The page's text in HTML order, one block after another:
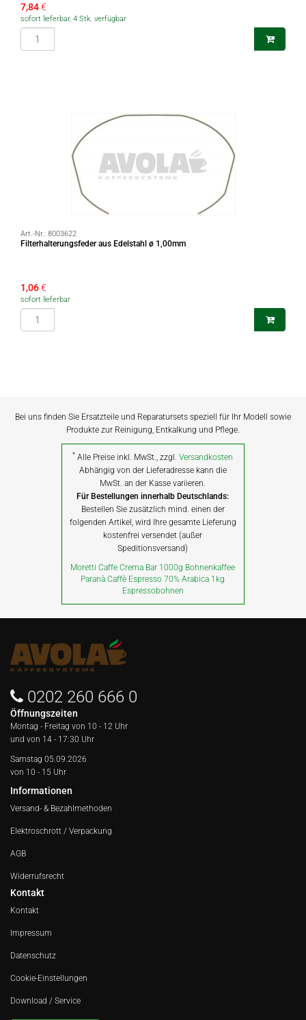
7,84€
sofort lieferbar, 4 Stk. verfügbar
Art.-Nr.: 8003622
Filterhalterungsfeder aus Edelstahl ø 1,00mm
1,06€
sofort lieferbar
Bei uns finden Sie Ersatzteile und Reparatursets speziell für Ihr Modell sowie
Produkte zur Reinigung, Entkalkung und Pflege.
* Alle Preise inkl. MwSt., zzgl.Versandkosten
Abhängig von der Lieferadresse kann die
MwSt. an der Kasse variieren.
Für Bestellungen innerhalb Deutschlands:
Bestellen Sie zusätzlich mind. einen der
folgenden Artikel, wird Ihre gesamte Lieferung
kostenfrei versendet (außer
Speditionsversand)
Moretti Caffe Crema Bar 1000g Bohnenkaffee
Paranà Caffè Espresso 70% Arabica 1kg
Espressobohnen
0202 260 666 0
Öffnungszeiten
Montag - Freitag von 10 - 12 Uhr
und von 14 - 17:30 Uhr
Samstag 05.09.2026
von 10 - 15 Uhr
Informationen
Versand- & Bezahlmethoden
Elektroschrott / Verpackung
AGB
Widerrufsrecht
Kontakt
Kontakt
Impressum
Datenschutz
Cookie-Einstellungen
Download / Service